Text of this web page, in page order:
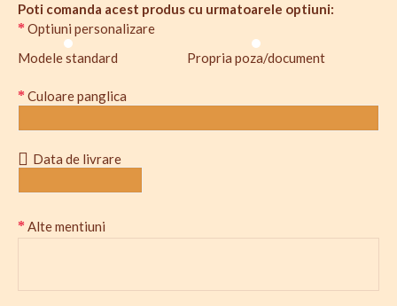
Poti comanda acest produs cu urmatoarele optiuni:
Optiuni personalizare
Modele standard
Propria poza/document
Culoare panglica
Data de livrare
Alte mentiuni